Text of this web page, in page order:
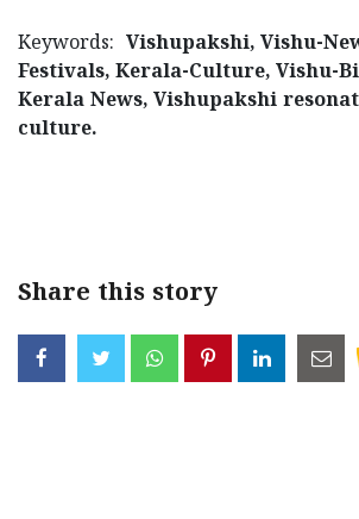
Keywords: Vishupakshi, Vishu-
Festivals, Kerala-Culture, Vishu-
Kerala News, Vishupakshi
culture.
Share this story